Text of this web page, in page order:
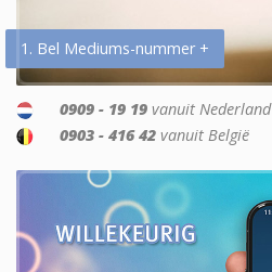
1. Bel Mediums-nummer +
0909 - 19 19 vanuit Nederland
0903 - 416 42 vanuit België